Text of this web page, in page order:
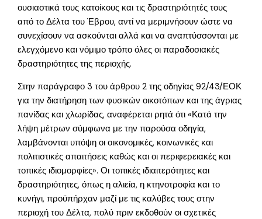
ουσιαστικά τους κατοίκους και τις δραστηριότητές τους
από το Δέλτα του Έβρου, αντί να μεριμνήσουν ώστε να
συνεχίσουν να ασκούνται αλλά και να αναπτύσσονται με
ελεγχόμενο και νόμιμο τρόπο όλες οι παραδοσιακές
δραστηριότητες της περιοχής.
Στην παράγραφο 3 του άρθρου 2 της οδηγίας 92/43/ΕΟΚ
για την διατήρηση των φυσικών οικοτόπων και της άγριας
πανίδας και χλωρίδας, αναφέρεται ρητά ότι «Κατά την
λήψη μέτρων σύμφωνα με την παρούσα οδηγία,
λαμβάνονται υπόψη οι οικονομικές, κοινωνικές και
πολιτιστικές απαιτήσεις καθώς και οι περιφερειακές και
τοπικές ιδιομορφίες». Οι τοπικές ιδιαιτερότητες και
δραστηριότητες, όπως η αλιεία, η κτηνοτροφία και το
κυνήγι, προϋπήρχαν μαζί με τις καλύβες τους στην
περιοχή του Δέλτα, πολύ πριν εκδοθούν οι σχετικές